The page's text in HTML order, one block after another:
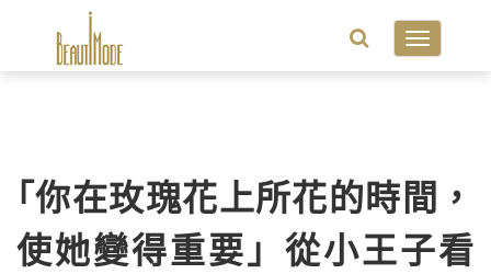
Toggle
｢你在玫瑰花上所花的時間，
使她變得重要」從小王子看